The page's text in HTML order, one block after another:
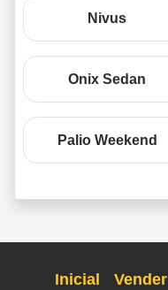
Nivus
Onix Sedan
Palio Weekend
Inicial Vender